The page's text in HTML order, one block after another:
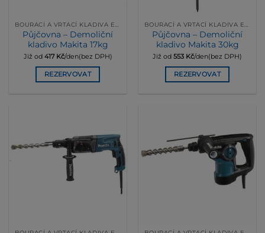
Půjčovna – Demoliční
kladivo Makita 17kg
Již od 417 Kč/den(bez DPH)
REZERVOVAT
Půjčovna – Demoliční
kladivo Makita 30kg
Již od 553 Kč/den(bez DPH)
REZERVOVAT